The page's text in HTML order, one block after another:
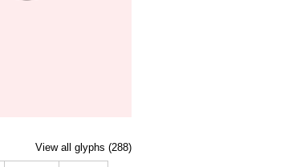
View all glyphs (288)